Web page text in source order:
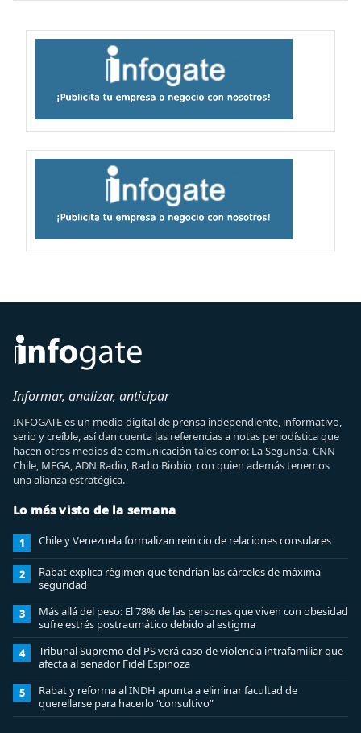
Informar, analizar, anticipar
INFOGATE es un medio digital de prensa independiente, informativo,
serio y creíble, así dan cuenta las referencias a notas periodística que
hacen otros medios de comunicación tales como: La Segunda, CNN
Chile, MEGA, ADN Radio, Radio Biobio, con quien además tenemos
una alianza estratégica.
Lo más visto de la semana
1 Chile y Venezuela formalizan reinicio de relaciones consulares
2
Rabat explica régimen que tendrían las cárceles de máxima
seguridad
3
Más allá del peso: El 78% de las personas que viven con obesidad
sufre estrés postraumático debido al estigma
4
Tribunal Supremo del PS verá caso de violencia intrafamiliar que
afecta al senador Fidel Espinoza
5
Rabat y reforma al INDH apunta a eliminar facultad de
querellarse para hacerlo “consultivo”